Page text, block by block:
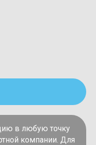
в любую точку
компании. Для